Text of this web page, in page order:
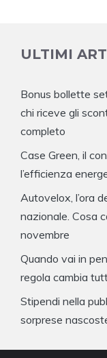
ULTIMI
Bonus bollette
chi riceve gli
completo
Case Green, il
l’efficienza
Autovelox, l’ora
nazionale. Cosa
novembre
Quando vai in
regola cambia
Stipendi nella
sorprese